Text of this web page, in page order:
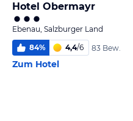
Hotel Obermayr
Ebenau, Salzburger Land
84% 4,4/6 83 Bew.
Zum Hotel